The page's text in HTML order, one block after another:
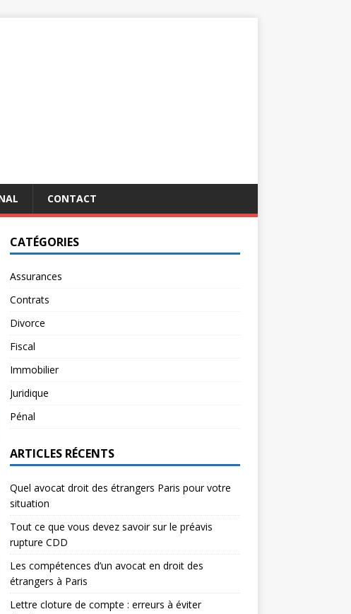
CONTACT
CATÉGORIES
Assurances
Contrats
Divorce
Fiscal
Immobilier
Juridique
Pénal
ARTICLES RÉCENTS
Quel avocat droit des étrangers Paris pour votre
situation
Tout ce que vous devez savoir sur le préavis
rupture CDD
Les compétences d’un avocat en droit des
étrangers à Paris
Lettre cloture de compte : erreurs à éviter